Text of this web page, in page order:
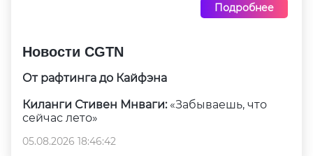
Подробнее
Новости CGTN
От рафтинга до Кайфэна
Киланги Стивен Мнваги: «Забываешь, что
сейчас лето»
05.08.2026 18:46:42